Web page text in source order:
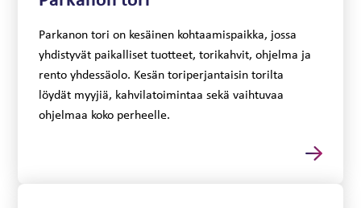
Parkanon tori on kesäinen kohtaamispaikka, jossa
yhdistyvät paikalliset tuotteet, torikahvit, ohjelma ja
rento yhdessäolo. Kesän toriperjantaisin torilta
löydät myyjiä, kahvilatoimintaa sekä vaihtuvaa
ohjelmaa koko perheelle.